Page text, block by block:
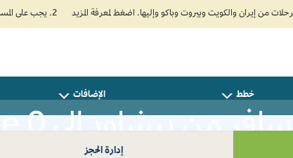
2. يجب على المسافرين المتجهين إلى الهند تعبئة نموذج الإقرار الصحي الذاتي (Air Suvidha) الإلزامي قبل موعد الوصول بـ 24 ساعة على الأقل. اضغط هنا للدخول إلى بوابة Air Suvidha.
خطط الإضافات
سافر من بيشاور إلى Prague 0
إدارة الحجز